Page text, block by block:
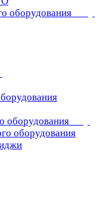
оборудования
оборудования
оборудования